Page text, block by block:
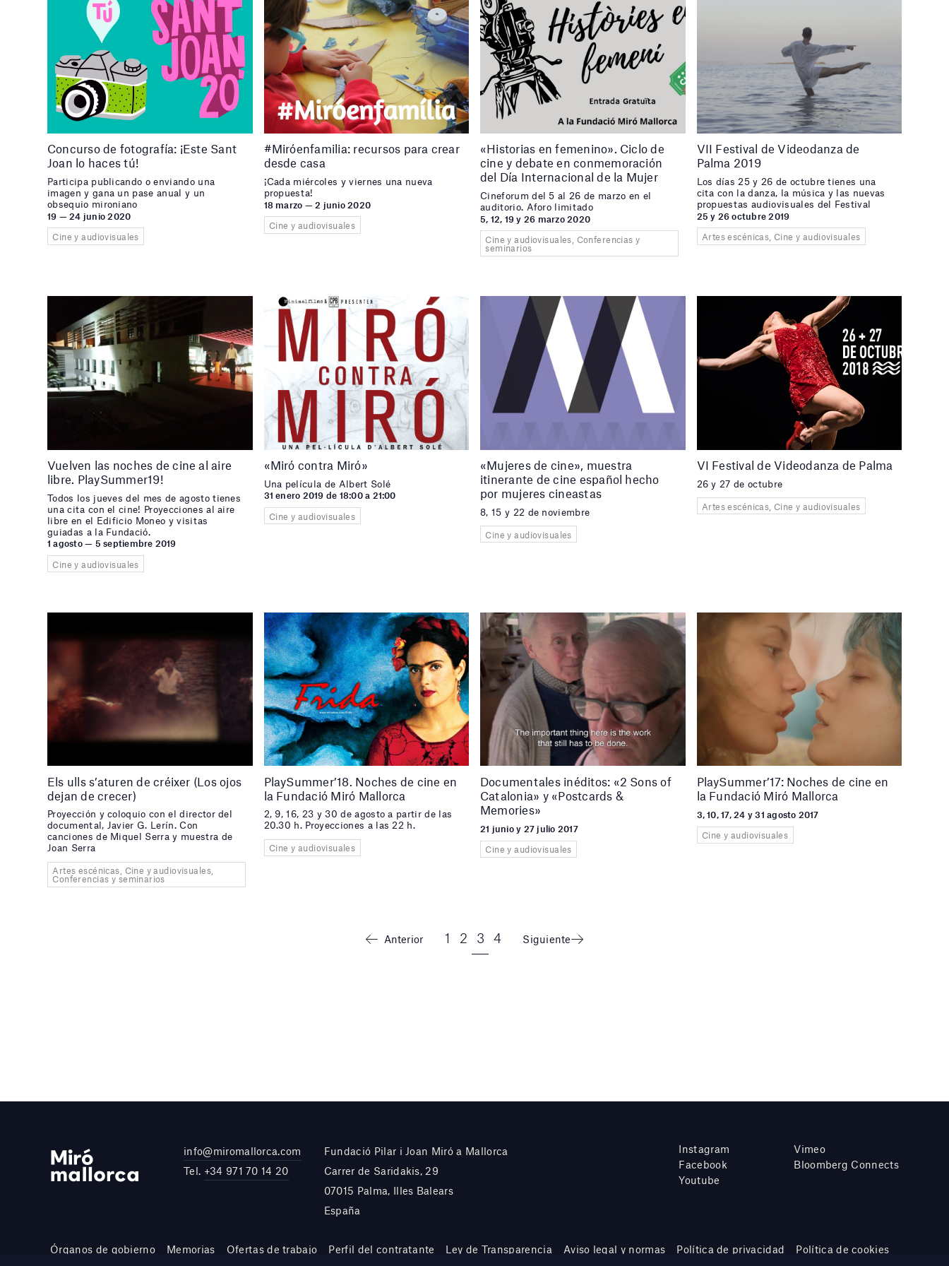
Concurso de fotografía: ¡Este Sant
Joan lo haces tú!
Participa publicando o enviando una
imagen y gana un pase anual y un
obsequio mironiano
19 — 24 junio 2020
Cine y audiovisuales
#Miróenfamilia: recursos para crear
desde casa
¡Cada miércoles y viernes una nueva
propuesta!
18 marzo — 2 junio 2020
Cine y audiovisuales
«Historias en femenino». Ciclo de
cine y debate en conmemoración
del Día Internacional de la Mujer
Cineforum del 5 al 26 de marzo en el
auditorio. Aforo limitado
5, 12, 19 y 26 marzo 2020
Cine y audiovisuales, Conferencias y
seminarios
VII Festival de Videodanza de
Palma 2019
Los días 25 y 26 de octubre tienes una
cita con la danza, la música y las nuevas
propuestas audiovisuales del Festival
25 y 26 octubre 2019
Artes escénicas, Cine y audiovisuales
Vuelven las noches de cine al aire
libre. PlaySummer19!
Todos los jueves del mes de agosto tienes
una cita con el cine! Proyecciones al aire
libre en el Edificio Moneo y visitas
guiadas a la Fundació.
1 agosto — 5 septiembre 2019
Cine y audiovisuales
«Miró contra Miró»
Una película de Albert Solé
31 enero 2019 de 18:00 a 21:00
Cine y audiovisuales
«Mujeres de cine», muestra
itinerante de cine español hecho
por mujeres cineastas
8, 15 y 22 de noviembre
Cine y audiovisuales
VI Festival de Videodanza de Palma
26 y 27 de octubre
Artes escénicas, Cine y audiovisuales
Els ulls s’aturen de créixer (Los ojos
dejan de crecer)
Proyección y coloquio con el director del
documental, Javier G. Lerín. Con
canciones de Miquel Serra y muestra de
Joan Serra
Artes escénicas, Cine y audiovisuales,
Conferencias y seminarios
PlaySummer’18. Noches de cine en
la Fundació Miró Mallorca
2, 9, 16, 23 y 30 de agosto a partir de las
20.30 h. Proyecciones a las 22 h.
Cine y audiovisuales
Documentales inéditos: «2 Sons of
Catalonia» y «Postcards &
Memories»
21 junio y 27 julio 2017
Cine y audiovisuales
PlaySummer’17: Noches de cine en
la Fundació Miró Mallorca
3, 10, 17, 24 y 31 agosto 2017
Cine y audiovisuales
Anterior 1 2 3 4 Siguiente
info@miromallorca.com
Tel. +34 971 70 14 20
Fundació Pilar i Joan Miró a Mallorca
Carrer de Saridakis, 29
07015 Palma, Illes Balears
España
Instagram
Facebook
Youtube
Vimeo
Bloomberg Connects
Órganos de gobierno Memorias Ofertas de trabajo Perfil del contratante Ley de Transparencia Aviso legal y normas Política de privacidad Política de cookies